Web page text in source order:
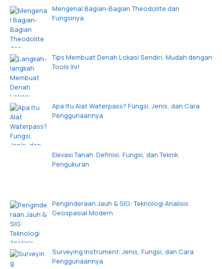
Mengenal Bagian-Bagian Theodolite dan
Fungsinya
Tips Membuat Denah Lokasi Sendiri, Mudah dengan
Tools Ini!
Apa Itu Alat Waterpass? Fungsi, Jenis, dan Cara
Penggunaannya
Elevasi Tanah: Definisi, Fungsi, dan Teknik
Pengukuran
Penginderaan Jauh & SIG: Teknologi Analisis
Geospasial Modern
Surveying Instrument: Jenis, Fungsi, dan Cara
Penggunaannya